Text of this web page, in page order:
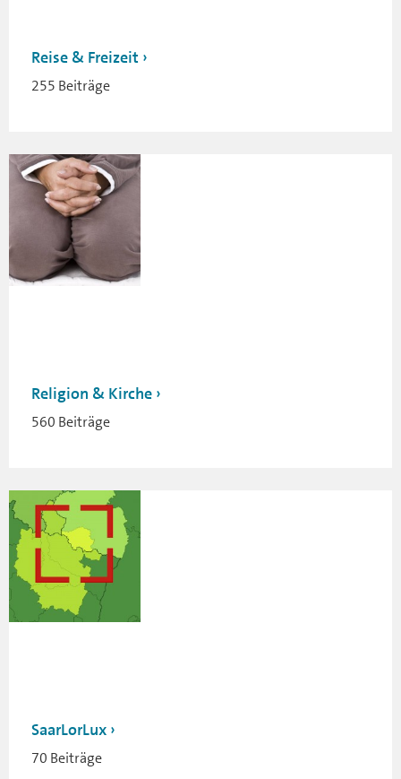
Reise & Freizeit
255 Beiträge
Religion & Kirche
560 Beiträge
SaarLorLux
70 Beiträge